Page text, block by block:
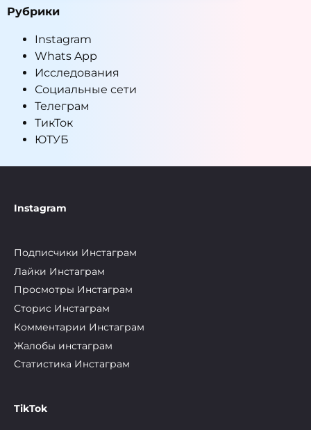
Рубрики
Instagram
Whats App
Исследования
Социальные сети
Телеграм
ТикТок
ЮТУБ
Instagram
Подписчики Инстаграм
Лайки Инстаграм
Просмотры Инстаграм
Сторис Инстаграм
Комментарии Инстаграм
Жалобы инстаграм
Статистика Инстаграм
TikTok